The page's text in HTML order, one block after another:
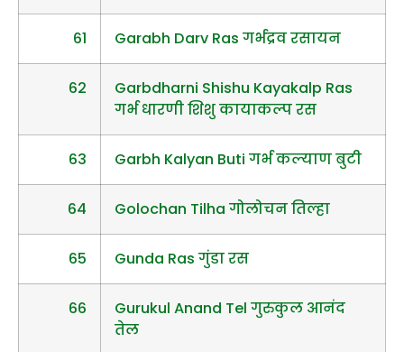
61 Garabh Darv Ras गर्भद्रव रसायन
62
Garbdharni Shishu Kayakalp Ras
गर्भ धारणी शिशु कायाकल्प रस
63 Garbh Kalyan Buti गर्भ कल्याण बुटी
64 Golochan Tilha गोलोचन तिल्हा
65 Gunda Ras गुंडा रस
66
Gurukul Anand Tel गुरुकुल आनंद
तेल